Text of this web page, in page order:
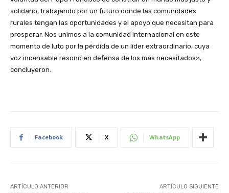
solidario, trabajando por un futuro donde las comunidades
rurales tengan las oportunidades y el apoyo que necesitan para
prosperar. Nos unimos a la comunidad internacional en este
momento de luto por la pérdida de un líder extraordinario, cuya
voz incansable resonó en defensa de los más necesitados»,
concluyeron.
Facebook X WhatsApp
ARTÍCULO ANTERIOR ARTÍCULO SIGUIENTE